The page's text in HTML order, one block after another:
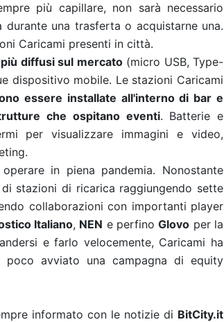
più capillare, non sarà necessario
una trasferta o acquistarne una.
Caricami presenti in città.
diffusi sul mercato(micro USB, Type-
dispositivo mobile. Le stazioni Caricami
essere installate all'interno di bar e
che ospitano eventi. Batterie e
per visualizzare immagini e video,
in piena pandemia. Nonostante
stazioni di ricarica raggiungendo sette
collaborazioni con importanti player
Italiano, NEN e perfinoGlovo per la
e farlo velocemente, Caricami ha
avviato una campagna di equity
informato con le notizie di BitCity.it